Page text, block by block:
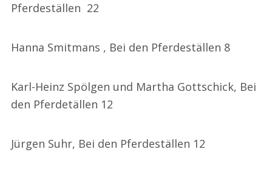
Pferdeställen 22
Hanna Smitmans , Bei den Pferdeställen 8
Karl-Heinz Spölgen und Martha Gottschick, Bei
den Pferdetällen 12
Jürgen Suhr, Bei den Pferdeställen 12